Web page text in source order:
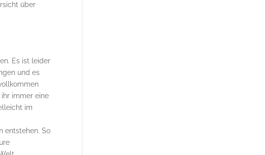
über
Es ist leider
und es
immer eine
im
entstehen. So